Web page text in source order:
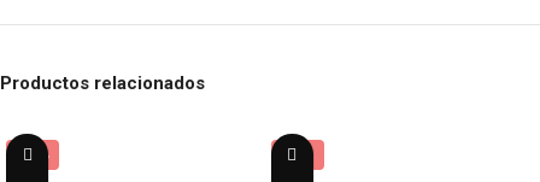
Productos relacionados
-42% -28%